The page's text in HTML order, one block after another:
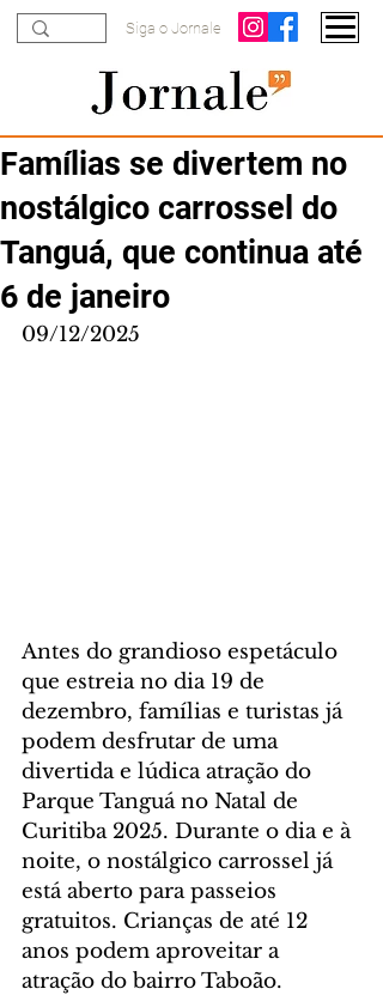
Siga o Jornale
Famílias se divertem no
nostálgico carrossel do
Tanguá, que continua até
6 de janeiro
09/12/2025
Antes do grandioso espetáculo
que estreia no dia 19 de
dezembro, famílias e turistas já
podem desfrutar de uma
divertida e lúdica atração do
Parque Tanguá no Natal de
Curitiba 2025. Durante o dia e à
noite, o nostálgico carrossel já
está aberto para passeios
gratuitos. Crianças de até 12
anos podem aproveitar a
atração do bairro Taboão.